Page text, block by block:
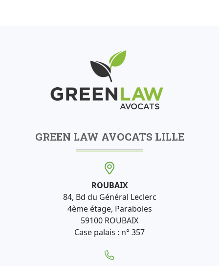
GREEN LAW AVOCATS LILLE
ROUBAIX
84, Bd du Général Leclerc
4ème étage, Paraboles
59100 ROUBAIX
Case palais : n° 357